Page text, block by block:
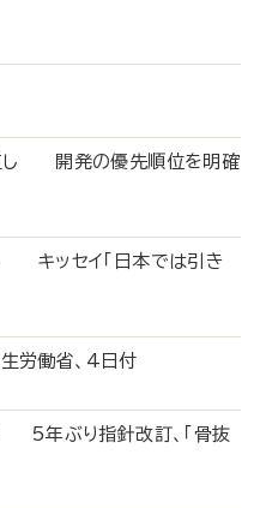
）
直し 開発の優先順位を明確
キッセイ「日本では引き
労働省、4日付
5年ぶり指針改訂、「骨抜